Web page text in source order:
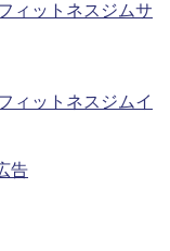
ィットネスジムサ
ィットネスジムイ
告